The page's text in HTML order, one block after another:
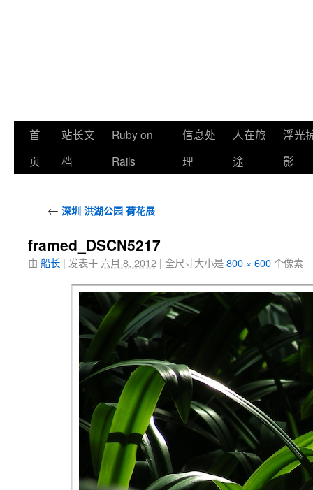
首
页
站长文
档
Ruby on
Rails
信息处
理
人在旅
途
浮光
影
← 深圳 洪湖公园 荷花展
framed_DSCN5217
由 船长 | 发表于 六月 8, 2012 | 全尺寸大小是800 × 600个像素